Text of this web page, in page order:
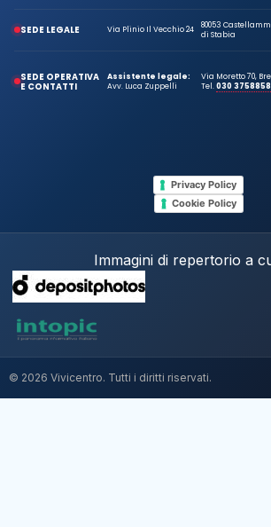
SEDE LEGALE Via Plinio Il Vecchio 24
80053
di Stabia
SEDE OPERATIVA
E CONTATTI
Assistente legale:
Avv. Luca Zuppelli
Via Moretto 70,
Tel.030 3758858
Privacy Policy
Cookie Policy
Immagini di repertorio a
© 2026 Vivicentro. Tutti i diritti riservati.